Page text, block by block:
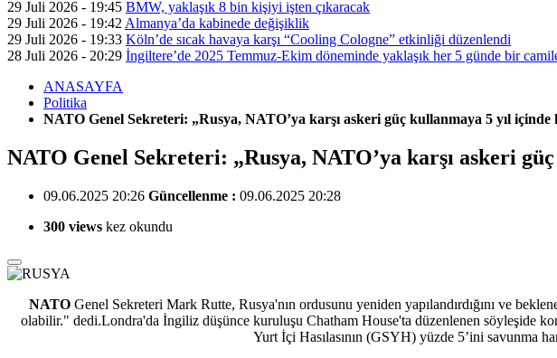
29 Juli 2026 - 19:45 BMW, yaklaşık 8 bin kişiyi işten çıkaracak
29 Juli 2026 - 19:42 Almanya’da kabinede değişiklik
29 Juli 2026 - 19:33 Köln’de sıcak havaya karşı “Cooling Cologne” etkinliği düzenlendi
28 Juli 2026 - 20:29 İngiltere’de 2025 Temmuz-Ekim döneminde yaklaşık her 5 günde bir
ANASAYFA
Politika
NATO Genel Sekreteri: „Rusya, NATO’ya karşı askeri güç kullanmaya 5 yıl içinde
NATO Genel Sekreteri: „Rusya, NATO’ya karşı askeri
09.06.2025 20:26 Güncellenme : 09.06.2025 20:28
300 views kez okundu
NATOGenel Sekreteri Mark Rutte, Rusya'nın ordusunu yeniden yapılandırdığını ve
olabilir." dedi.Londra'da İngiliz düşünce kuruluşu Chatham House'ta düzenlenen söyleşide
Yurt İçi Hasılasının (GSYH) yüzde 5’ini savunma